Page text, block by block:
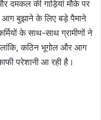
दमकल की गाड़ियां मौके पर
आग बुझाने के लिए बड़े पैमाने
के साथ-साथ ग्रामीणों ने
कठिन भूगोल और आग
परेशानी आ रही है।